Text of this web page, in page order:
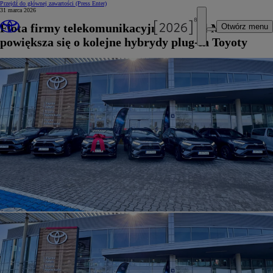
Przejdź do głównej zawartości (Press Enter)
Otwórz menu
31 marca 2026
Flota firmy telekomunikacyjnej Linetel Media
powiększa się o kolejne hybrydy plug-in Toyoty